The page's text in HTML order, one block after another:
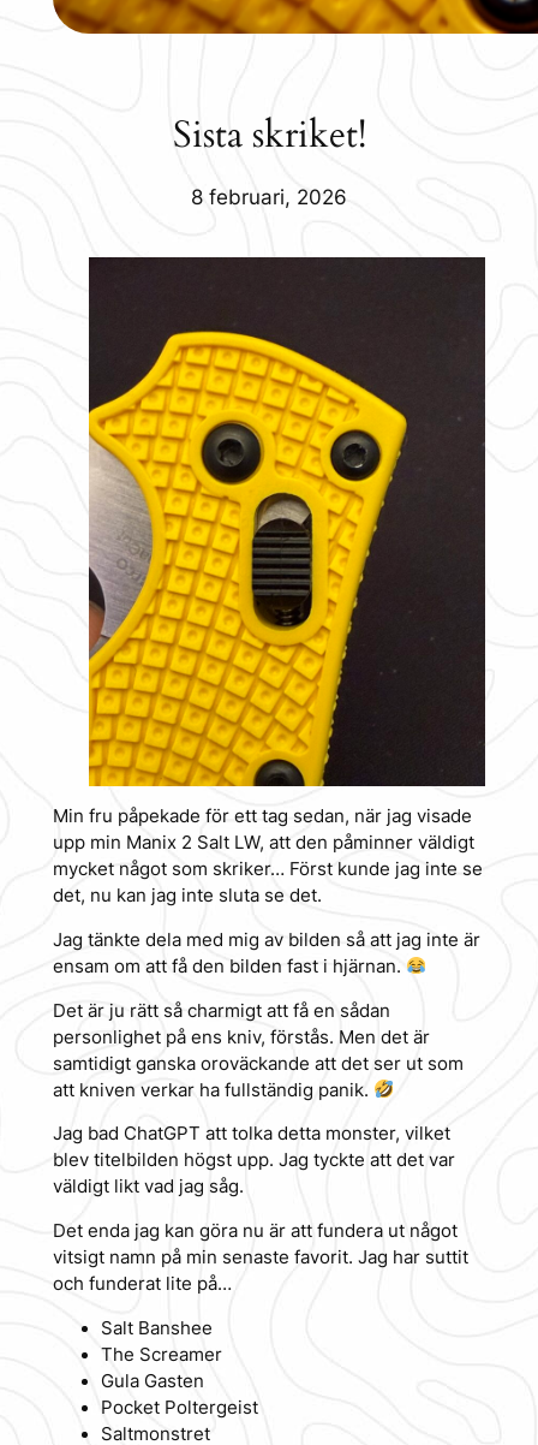
Sista skriket!
8 februari, 2026
Min fru påpekade för ett tag sedan, när jag visade
upp min Manix 2 Salt LW, att den påminner väldigt
mycket något som skriker… Först kunde jag inte se
det, nu kan jag inte sluta se det.
Jag tänkte dela med mig av bilden så att jag inte är
ensam om att få den bilden fast i hjärnan.
Det är ju rätt så charmigt att få en sådan
personlighet på ens kniv, förstås. Men det är
samtidigt ganska oroväckande att det ser ut som
att kniven verkar ha fullständig panik.
Jag bad ChatGPT att tolka detta monster, vilket
blev titelbilden högst upp. Jag tyckte att det var
väldigt likt vad jag såg.
Det enda jag kan göra nu är att fundera ut något
vitsigt namn på min senaste favorit. Jag har suttit
och funderat lite på…
Salt Banshee
The Screamer
Gula Gasten
Pocket Poltergeist
Saltmonstret